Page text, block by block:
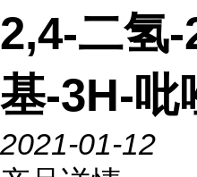
2,4-二氢
基-3H-吡
2021-01-12